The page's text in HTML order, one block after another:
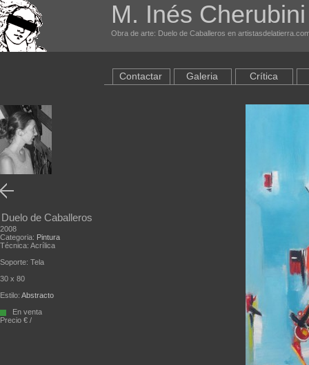
M. Inés Cherubini
Obra de arte: Duelo de Caballeros en
Duelo de Caballeros
2008
Categoria: Pintura
Técnica: Acrílica
Soporte: Tela
30 x 80
Estilo: Abstracto
En venta
Precio € /
Contactar Galeria Crítica